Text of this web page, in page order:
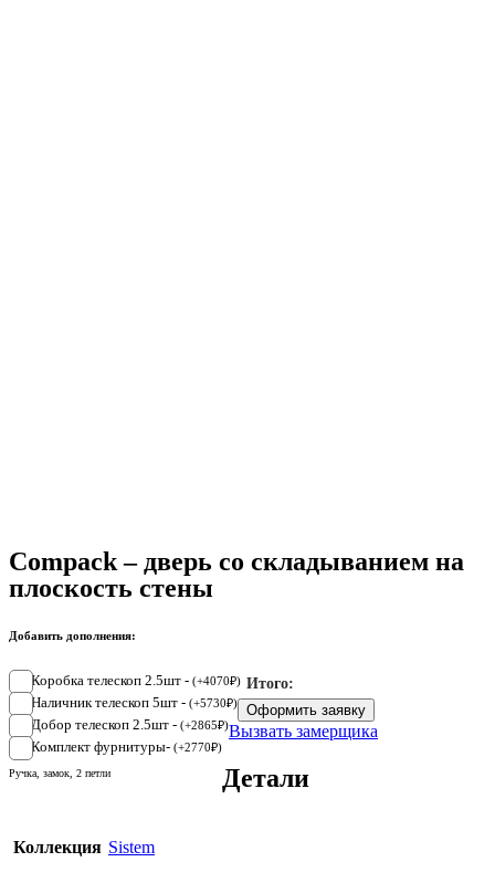
Compack – дверь со складыванием на
плоскость стены
Добавить дополнения:
Коробка телескоп 2.5шт - (+4070₽)
Наличник телескоп 5шт - (+5730₽)
Добор телескоп 2.5шт - (+2865₽)
Комплект фурнитуры- (+2770₽)
Ручка, замок, 2 петли
Итого:
Оформить заявку
Вызвать замерщика
Детали
Коллекция Sistem